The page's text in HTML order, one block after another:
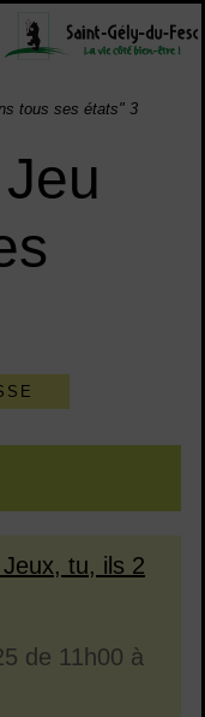
d'aide à l'accessibilité
tous ses états" 3
tu, ils 2
de 11h00 à